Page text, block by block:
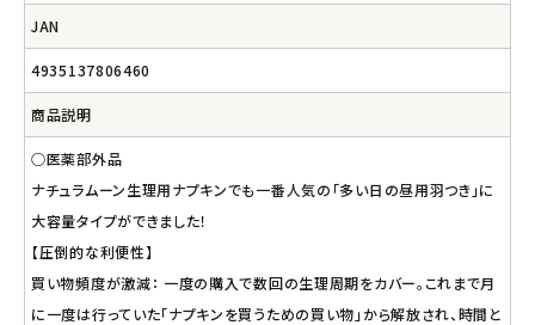
JAN
4935137806460
商品説明
○医薬部外品
ナチュラムーン生理用ナプキンでも一番人気の「多い日の昼用羽つき」に
大容量タイプができました！
【圧倒的な利便性】
買い物頻度が激減： 一度の購入で数回の生理周期をカバー。これまで月
に一度は行っていた「ナプキンを買うための買い物」から解放され、時間と